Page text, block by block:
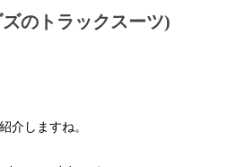
のトラックスーツ)
介しますね。